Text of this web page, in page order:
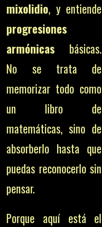
mixolidio, y entiende
progresiones
armónicas básicas.
No se trata de
memorizar todo como
un libro de
matemáticas, sino de
absorberlo hasta que
puedas reconocerlo sin
pensar.
Porque aquí está el